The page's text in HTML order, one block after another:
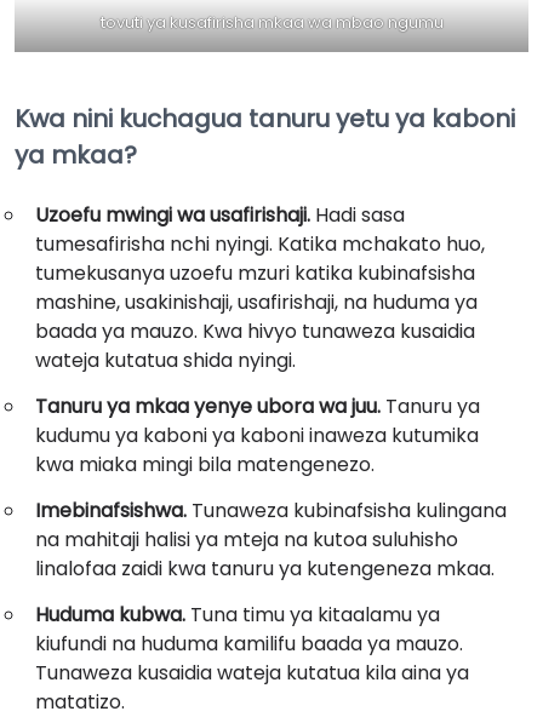
tovuti ya kusafirisha mkaa wa mbao ngumu
Kwa nini kuchagua tanuru yetu ya kaboni
ya mkaa?
Uzoefu mwingi wa usafirishaji. Hadi sasa
tumesafirisha nchi nyingi. Katika mchakato huo,
tumekusanya uzoefu mzuri katika kubinafsisha
mashine, usakinishaji, usafirishaji, na huduma ya
baada ya mauzo. Kwa hivyo tunaweza kusaidia
wateja kutatua shida nyingi.
Tanuru ya mkaa yenye ubora wa juu. Tanuru ya
kudumu ya kaboni ya kaboni inaweza kutumika
kwa miaka mingi bila matengenezo.
Imebinafsishwa. Tunaweza kubinafsisha kulingana
na mahitaji halisi ya mteja na kutoa suluhisho
linalofaa zaidi kwa tanuru ya kutengeneza mkaa.
Huduma kubwa. Tuna timu ya kitaalamu ya
kiufundi na huduma kamilifu baada ya mauzo.
Tunaweza kusaidia wateja kutatua kila aina ya
matatizo.